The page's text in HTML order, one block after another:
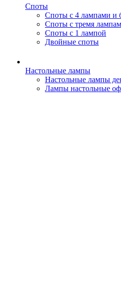
Споты
Споты с 4 лампами и
Споты с тремя
Споты с 1 лампой
Двойные споты
Настольные лампы
Настольные лампы
Лампы настольные